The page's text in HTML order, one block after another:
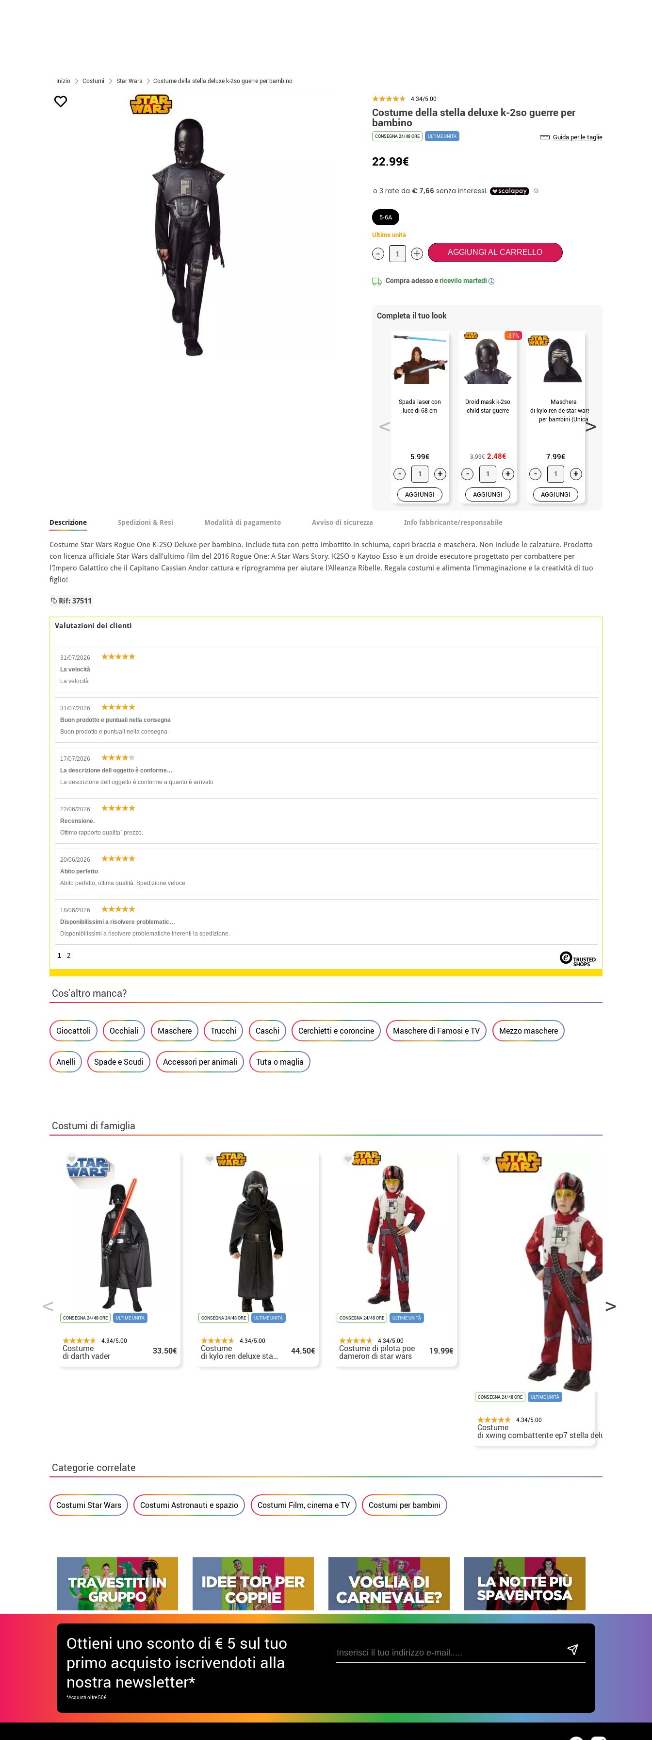
Inizio Costumi Star Wars Costume della stella deluxe k-2so guerre per bambino
4.34/5.00
Costume della stella deluxe k-2so guerre per
bambino
CONSEGNA 24/48 ORE ULTIME UNITÀ Guida per le taglie
22.99€
5-6A
Ultime unità
- + AGGIUNGI AL CARRELLO
Compra adesso ericevilomartedì i
Completa il tuo look
Spada laser con
luce di 68 cm
5.99€
- +
AGGIUNGI
-37%
Droid mask k-2so
child star guerre
3.99€ 2.48€
- +
AGGIUNGI
Maschera
di kylo ren de star wars vii
per bambini (Unica
7.99€
- +
AGGIUNGI
Descrizione Spedizioni & Resi Modalità di pagamento Avviso di sicurezza Info fabbricante/responsabile
Costume Star Wars Rogue One K-2SO Deluxe per bambino. Include tuta con petto imbottito in schiuma, copri braccia e maschera. Non include le calzature. Prodotto
con licenza ufficiale Star Wars dall'ultimo film del 2016 Rogue One: A Star Wars Story. K2SO o Kaytoo Esso è un droide esecutore progettato per combattere per
l'Impero Galattico che il Capitano Cassian Andor cattura e riprogramma per aiutare l'Alleanza Ribelle. Regala costumi e alimenta l'immaginazione e la creatività di tuo
figlio!
Rif: 37511
Valutazioni dei clienti
31/07/2026
La velocità
La velocità
31/07/2026
Buon prodotto e puntuali nella consegna
Buon prodotto e puntuali nella consegna.
17/07/2026
La descrizione dell oggetto è conforme…
La descrizione dell oggetto è conforme a quanto è arrivato
22/06/2026
Recensione.
Ottimo rapporto qualita` prezzo.
20/06/2026
Abito perfetto
Abito perfetto, ottima qualità. Spedizione veloce
18/06/2026
Disponibilissimi a risolvere problematic…
Disponibilissimi a risolvere problematiche inerenti la spedizione.
1 2
Cos'altro manca?
Giocattoli Occhiali Maschere Trucchi Caschi Cerchietti e coroncine Maschere di Famosi e TV Mezzo maschere
Anelli Spade e Scudi Accessori per animali Tuta o maglia
Costumi di famiglia
CONSEGNA 24/48 ORE ULTIME UNITÀ
4.34/5.00
Costume
di darth vader 33.50€
CONSEGNA 24/48 ORE ULTIME UNITÀ
4.34/5.00
Costume
di kylo ren deluxe star wars vii
per ragazzo
44.50€
CONSEGNA 24/48 ORE ULTIME UNITÀ
4.34/5.00
Costume di pilota poe
dameron di star wars 19.99€
CONSEGNA 24/48 ORE ULTIME UNITÀ
4.34/5.00
Costume
di xwing combattente ep7 stella deluxeguerre per
bambino
Categorie correlate
Costumi Star Wars Costumi Astronauti e spazio Costumi Film, cinema e TV Costumi per bambini
Ottieni uno sconto di € 5 sul tuo
primo acquisto iscrivendoti alla
nostra newsletter*
*Acquisti oltre 50€